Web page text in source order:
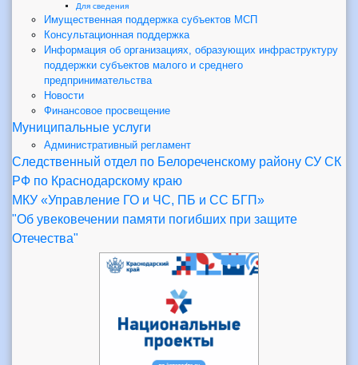
Для сведения
Имущественная поддержка субъектов МСП
Консультационная поддержка
Информация об организациях, образующих инфраструктуру
поддержки субъектов малого и среднего
предпринимательства
Новости
Финансовое просвещение
Муниципальные услуги
Административный регламент
Следственный отдел по Белореченскому району СУ СК
РФ по Краснодарскому краю
МКУ «Управление ГО и ЧС, ПБ и СС БГП»
"Об увековечении памяти погибших при защите
Отечества"